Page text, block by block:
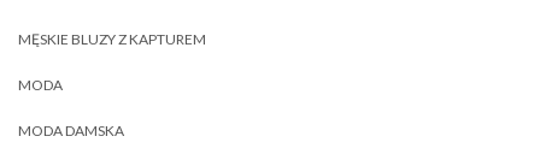
MĘSKIE BLUZY Z KAPTUREM
MODA
MODA DAMSKA